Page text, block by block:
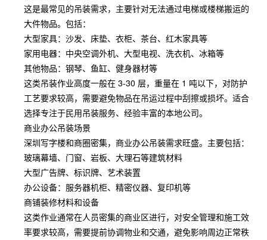
这是最常见的吊装需求，主要针对无法通过电梯或楼梯搬运的
大件物品。包括：
大型家具：沙发、床垫、衣柜、茶台、红木家具等
家用电器：中央空调外机、大型电视、洗衣机、冰箱等
其他物品：钢琴、鱼缸、健身器材等
这类吊装作业高度一般在 3-30 层，重量在 1 吨以下，对防护
工艺要求较高，需要避免物品在吊运过程中刮擦或损坏。适合
选择专注于民用吊装服务、经验丰富的本地公司。
商业办公吊装场景
深圳写字楼和商圈密集，商业办公吊装需求旺盛。主要包括：
玻璃幕墙、门窗、岩板、大理石等建筑材料
大型广告牌、标识牌、艺术装置
办公设备：服务器机柜、精密仪器、复印机等
商铺装修材料和设备
这类作业通常在人员密集的商业区进行，对安全管理和施工效
率要求较高，需要提前协调物业和交通，避免影响周边正常秩